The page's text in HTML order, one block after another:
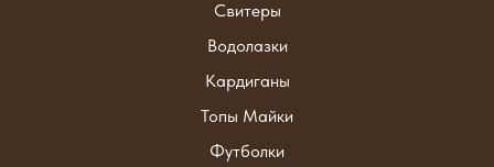
Свитеры
Водолазки
Кардиганы
Топы Майки
Футболки